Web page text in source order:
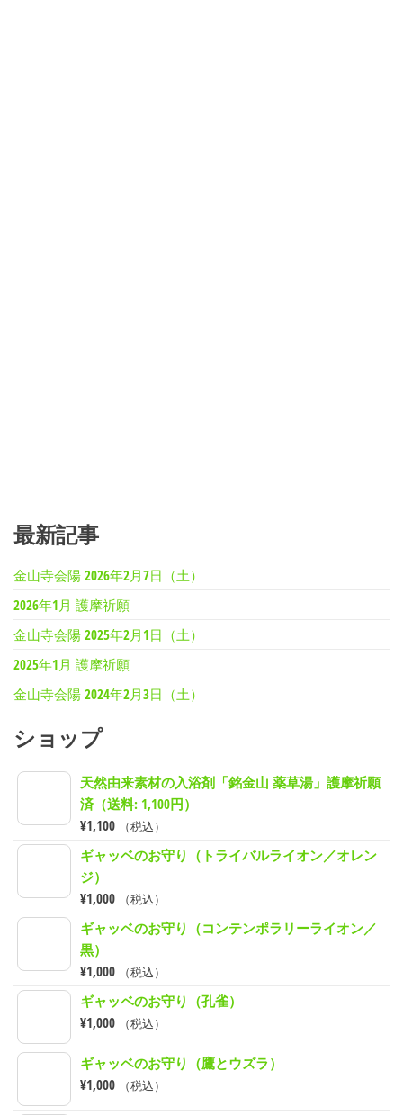
最新記事
金山寺会陽 2026年2月7日（土）
2026年1月 護摩祈願
金山寺会陽 2025年2月1日（土）
2025年1月 護摩祈願
金山寺会陽 2024年2月3日（土）
ショップ
天然由来素材の入浴剤「銘金山 薬草湯」護摩祈願
済（送料: 1,100円）
¥1,100 （税込）
ギャッベのお守り（トライバルライオン／オレン
ジ）
¥1,000 （税込）
ギャッベのお守り（コンテンポラリーライオン／
黒）
¥1,000 （税込）
ギャッベのお守り（孔雀）
¥1,000 （税込）
ギャッベのお守り（鷹とウズラ）
¥1,000 （税込）